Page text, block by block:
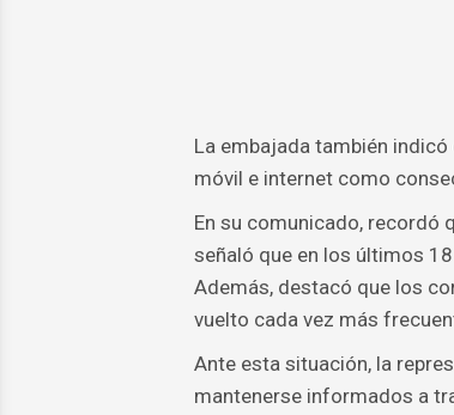
La embajada también
móvil e internet como
En su comunicado, recordó
señaló que en los últimos
Además, destacó que los
vuelto cada vez más
Ante esta situación, la
mantenerse informados a